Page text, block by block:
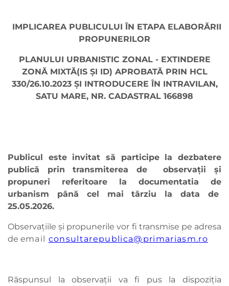
IMPLICAREA PUBLICULUI ÎN ETAPA ELABORĂRII
PROPUNERILOR
PLANULUI URBANISTIC ZONAL - EXTINDERE
ZONĂ MIXTĂ(IS ȘI ID) APROBATĂ PRIN HCL
330/26.10.2023 ȘI INTRODUCERE ÎN INTRAVILAN,
SATU MARE, NR. CADASTRAL 166898
Publicul este invitat să participe la dezbatere
publică prin transmiterea de observaţii şi
propuneri referitoare la documentatia de
urbanism până cel mai târziu la data de
25.05.2026.
Observaţiile și propunerile vor fi transmise pe adresa
de email consultarepublica@primariasm.ro
Răspunsul la observaţii va fi pus la dispoziţia